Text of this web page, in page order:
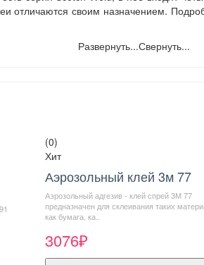
отличаются своим назначением.
Развернуть...Свернуть...
(0)
Хит
Аэрозольный клей 3м 77
Аэрозольный адгезив - клей спрей 3М 77
предназначен для склеивания таких
как бумага, ка..
3076₽